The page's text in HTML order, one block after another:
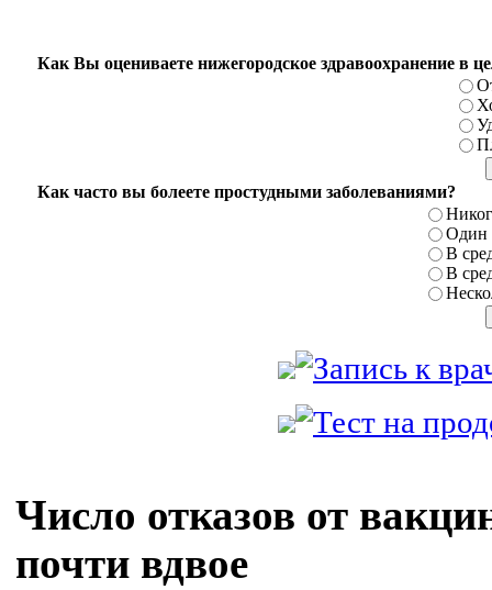
Как Вы оцениваете нижегородское здравоохранение в
Как часто вы болеете простудными заболеваниями?
Один
В
В
Число отказов от
почти вдвое